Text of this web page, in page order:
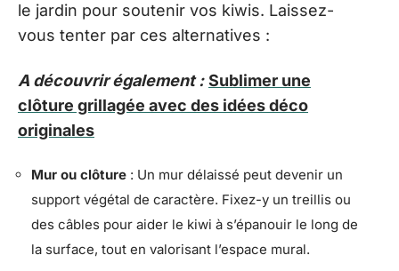
le jardin pour soutenir vos kiwis. Laissez-
vous tenter par ces alternatives :
A découvrir également : Sublimer une
clôture grillagée avec des idées déco
originales
Mur ou clôture : Un mur délaissé peut devenir un
support végétal de caractère. Fixez-y un treillis ou
des câbles pour aider le kiwi à s’épanouir le long de
la surface, tout en valorisant l’espace mural.